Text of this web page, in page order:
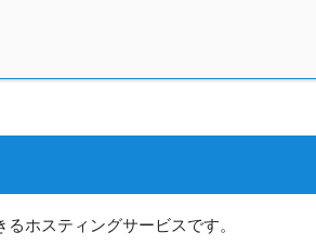
ホスティングサービスです。